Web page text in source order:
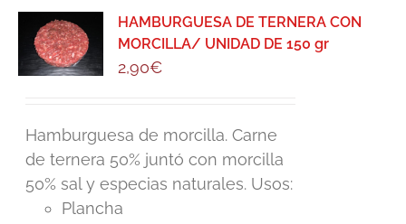
HAMBURGUESA DE TERNERA CON
MORCILLA/ UNIDAD DE 150 gr
2,90€
Hamburguesa de morcilla. Carne
de ternera 50% juntó con morcilla
50% sal y especias naturales. Usos:
Plancha